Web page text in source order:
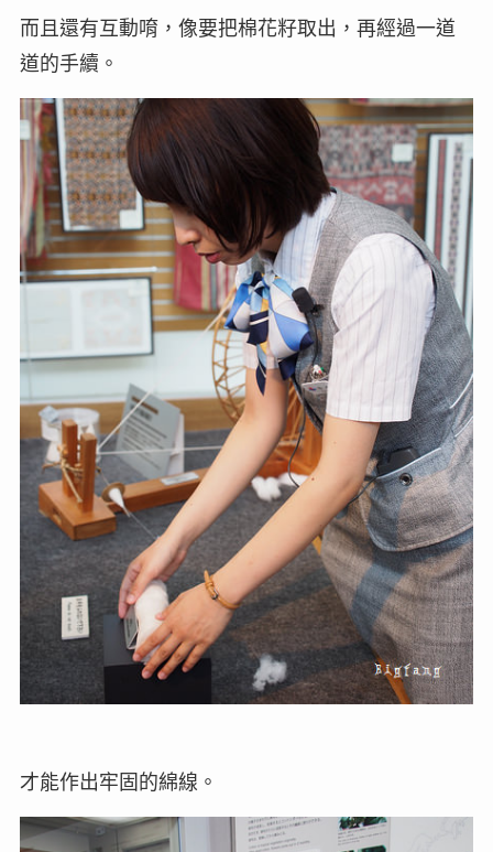
而且還有互動唷，像要把棉花籽取出，再經過一道
道的手續。
才能作出牢固的綿線。